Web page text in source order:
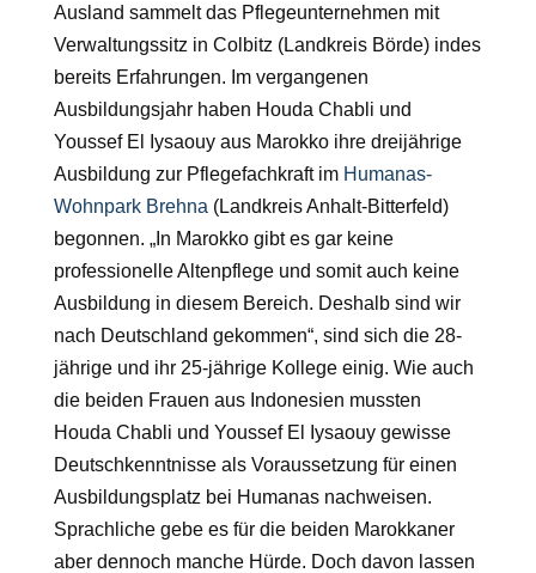
Ausland sammelt das Pflegeunternehmen mit
Verwaltungssitz in Colbitz (Landkreis Börde) indes
bereits Erfahrungen. Im vergangenen
Ausbildungsjahr haben Houda Chabli und
Youssef El Iysaouy aus Marokko ihre dreijährige
Ausbildung zur Pflegefachkraft im Humanas-
Wohnpark Brehna (Landkreis Anhalt-Bitterfeld)
begonnen. „In Marokko gibt es gar keine
professionelle Altenpflege und somit auch keine
Ausbildung in diesem Bereich. Deshalb sind wir
nach Deutschland gekommen“, sind sich die 28-
jährige und ihr 25-jährige Kollege einig. Wie auch
die beiden Frauen aus Indonesien mussten
Houda Chabli und Youssef El Iysaouy gewisse
Deutschkenntnisse als Voraussetzung für einen
Ausbildungsplatz bei Humanas nachweisen.
Sprachliche gebe es für die beiden Marokkaner
aber dennoch manche Hürde. Doch davon lassen